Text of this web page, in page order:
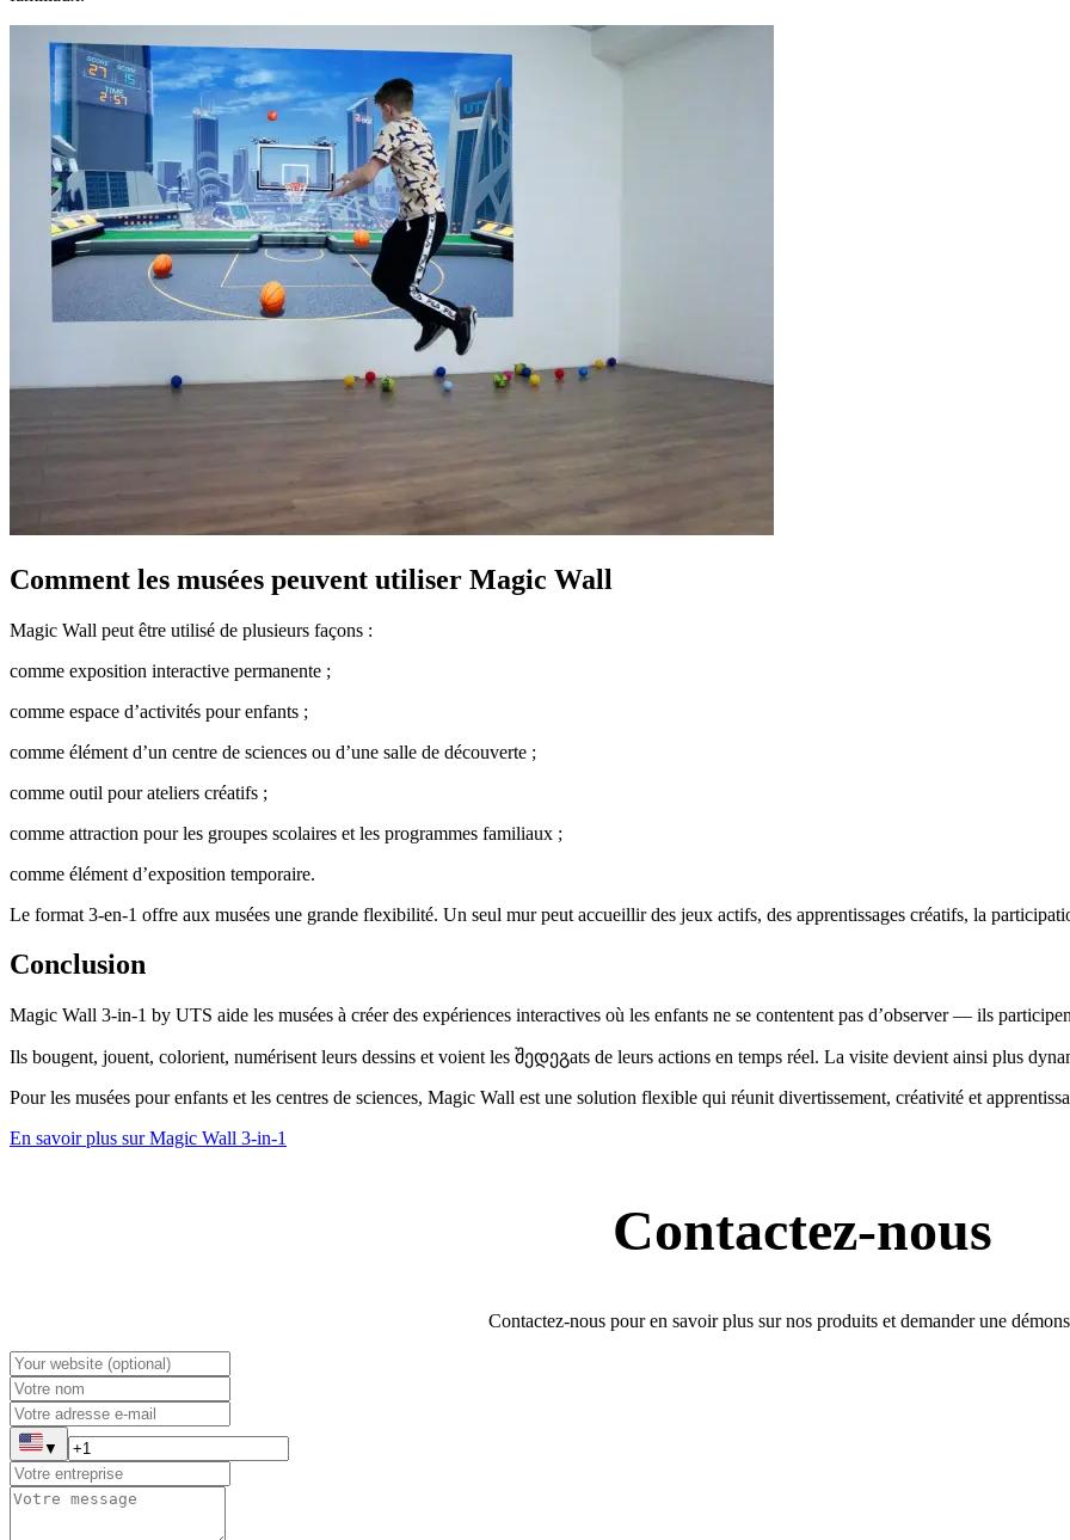
Comment les musées peuvent utiliser Magic Wall
Magic Wall peut être utilisé de plusieurs façons :
comme exposition interactive permanente ;
comme espace d’activités pour enfants ;
comme élément d’un centre de sciences ou d’une salle de découverte ;
comme outil pour ateliers créatifs ;
comme attraction pour les groupes scolaires et les programmes familiaux ;
comme élément d’exposition temporaire.
Le format 3-en-1 offre aux musées une grande flexibilité. Un seul mur peut accueillir des jeux actifs, des apprentissages créatifs, la
Conclusion
Magic Wall 3-in-1 by UTS aide les musées à créer des expériences interactives où les enfants ne se contentent pas d’observer — ils
Ils bougent, jouent, colorient, numérisent leurs dessins et voient les შედეგats de leurs actions en temps réel. La visite devient ainsi plus
Pour les musées pour enfants et les centres de sciences, Magic Wall est une solution flexible qui réunit divertissement, créativité et
En savoir plus sur Magic Wall 3-in-1
Contactez-nous
Contactez-nous pour en savoir plus sur nos produits et demander une
▼